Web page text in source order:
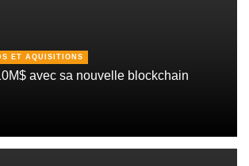
ET AQUISITIONS
avec sa nouvelle blockchain